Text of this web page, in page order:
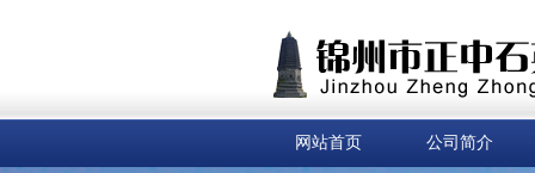
网站首页 公司简介